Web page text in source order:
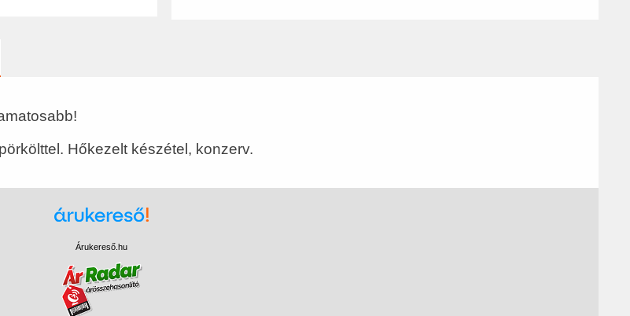
Hőkezelt készétel, konzerv.
Árukereső.hu